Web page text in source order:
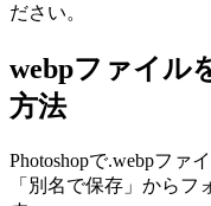
ださい。
webpファイル
方法
Photoshopで.webpファ
「別名で保存」からフ